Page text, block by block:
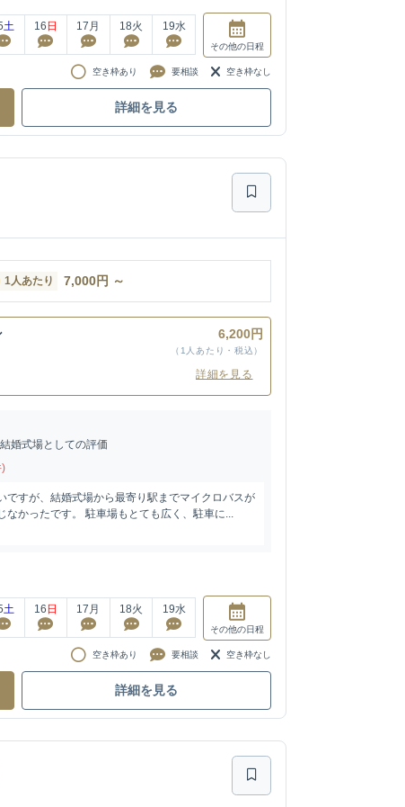
土 16 日 17 月 18火 19水
その他の日程
空き枠あり 要相談 空き枠なし
詳細を見る
1人あたり 7,000円 ～
6,200円
（1人あたり・税込）
詳細を見る
婚式場としての評価
ですが、結婚式場から最寄り駅までマイクロバスが
なかったです。 駐車場もとても広く、駐車に...
土 16 日 17 月 18火 19水
その他の日程
空き枠あり 要相談 空き枠なし
詳細を見る